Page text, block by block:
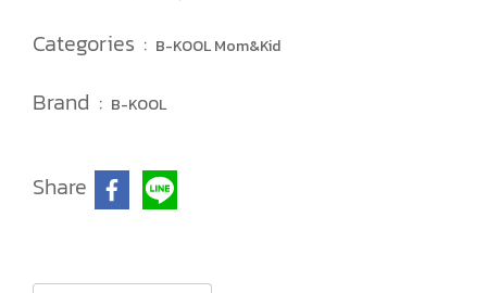
Categories : B-KOOL Mom&Kid
Brand : B-KOOL
Share